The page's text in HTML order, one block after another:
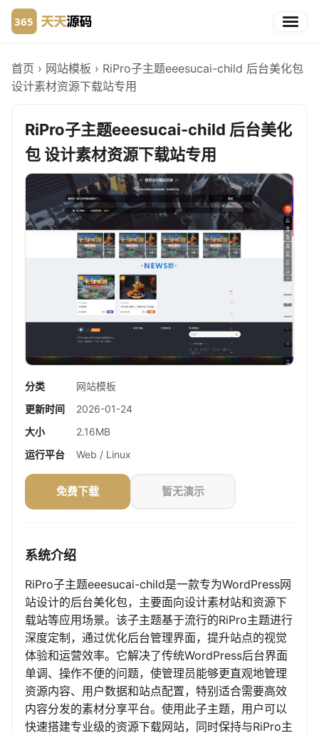
首页 › 网站模板 › RiPro子主题eeesucai-child 后台美化包
设计素材资源下载站专用
RiPro子主题eeesucai-child 后台美化
包 设计素材资源下载站专用
分类
网站模板
更新时间
2026-01-24
大小
2.16MB
运行平台
Web / Linux
免费下载 暂无演示
系统介绍
RiPro子主题eeesucai-child是一款专为WordPress网
站设计的后台美化包，主要面向设计素材站和资源下
载站等应用场景。该子主题基于流行的RiPro主题进行
深度定制，通过优化后台管理界面，提升站点的视觉
体验和运营效率。它解决了传统WordPress后台界面
单调、操作不便的问题，使管理员能够更直观地管理
资源内容、用户数据和站点配置，特别适合需要高效
内容分发的素材分享平台。使用此子主题，用户可以
快速搭建专业级的资源下载网站，同时保持与RiPro主